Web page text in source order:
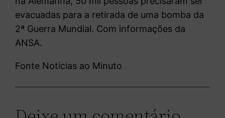
evacuadas para a retirada de uma bomba da
2ª Guerra Mundial. Com informações da
ANSA.
Fonte Noticias ao Minuto